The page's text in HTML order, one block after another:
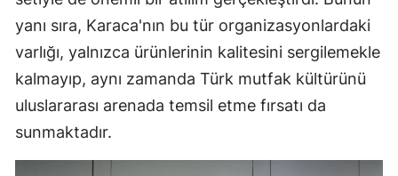
yanı sıra, Karaca'nın bu tür organizasyonlardaki
varlığı, yalnızca ürünlerinin kalitesini sergilemekle
kalmayıp, aynı zamanda Türk mutfak kültürünü
uluslararası arenada temsil etme fırsatı da
sunmaktadır.